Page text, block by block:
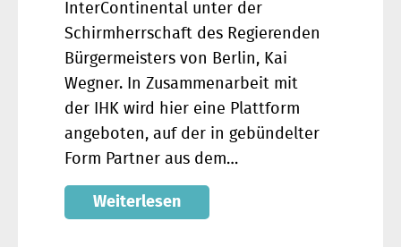
InterContinental unter der
Schirmherrschaft des Regierenden
Bürgermeisters von Berlin, Kai
Wegner. In Zusammenarbeit mit
der IHK wird hier eine Plattform
angeboten, auf der in gebündelter
Form Partner aus dem…
Weiterlesen